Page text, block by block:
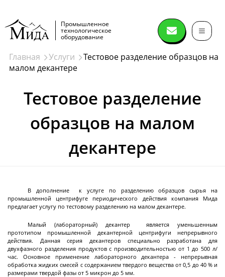
Промышленное
технологическое
оборудование
Сушильное
Распылительные сушилки
Спин флеш сушилки (spin flash dryer)
Дисковые сушилки
Циркуляционные
термостаты
Главная Услуги
Тестовое разделение образцов на
малом декантере
Тестовое разделение
образцов на малом
декантере
В дополнение к услуге по разделению образцов сырья на
промышленной центрифуге периодического действия компания Мида
предлагает услугу по тестовому разделению на малом декантере.
Малый (лабораторный) декантер является уменьшенным
прототипом промышленной декантерной центрифуги непрерывного
действия. Данная серия декантеров специально разработана для
двухфазного разделения продуктов с производительностью от 1 до 500 л/
час. Основное применение лабораторного декантера - непрерывная
обработка жидких смесей с содержанием твердого вещества от 0,5 до 40 % и
размерами твердой фазы от 5 микрон до 5 мм.